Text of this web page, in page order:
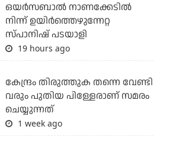
ഒയര്‍സബാൽ നാണക്കേടിൽ
നിന്ന് ഉയിർത്തെഴുന്നേറ്റ
സ്പാനിഷ് പടയാളി
19 hours ago
കേന്ദ്രം തിരുത്തുക തന്നെ വേണ്ടി
വരും പുതിയ പിള്ളേരാണ് സമരം
ചെയ്യുന്നത്
1 week ago